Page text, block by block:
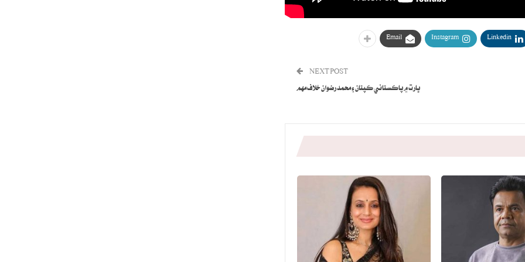
Linkedin
Instagram
Email
NEXT POST
ڀارت ۾ پاڪستاني ڪپتان ۽ محمد رضوان خلاف مهم